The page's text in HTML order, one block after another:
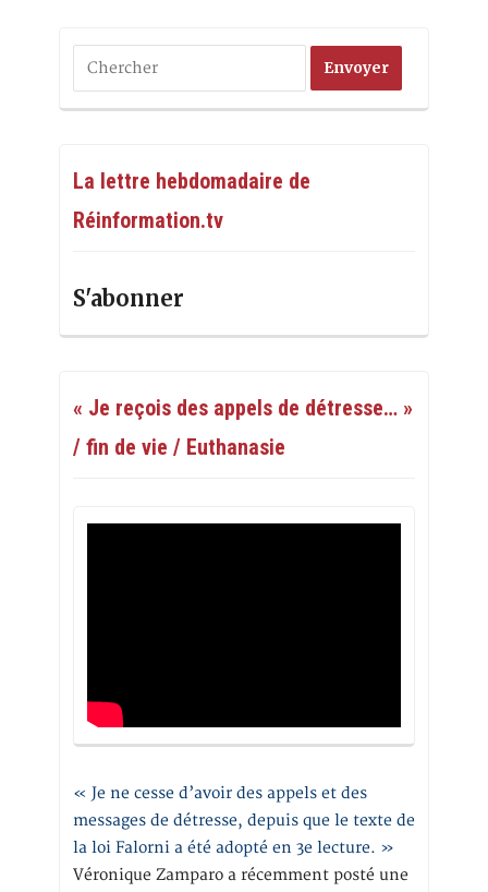
La lettre hebdomadaire de
Réinformation.tv
S'abonner
« Je reçois des appels de détresse… »
/ fin de vie / Euthanasie
« Je ne cesse d’avoir des appels et des
messages de détresse, depuis que le texte de
la loi Falorni a été adopté en 3e lecture. »
Véronique Zamparo a récemment posté une